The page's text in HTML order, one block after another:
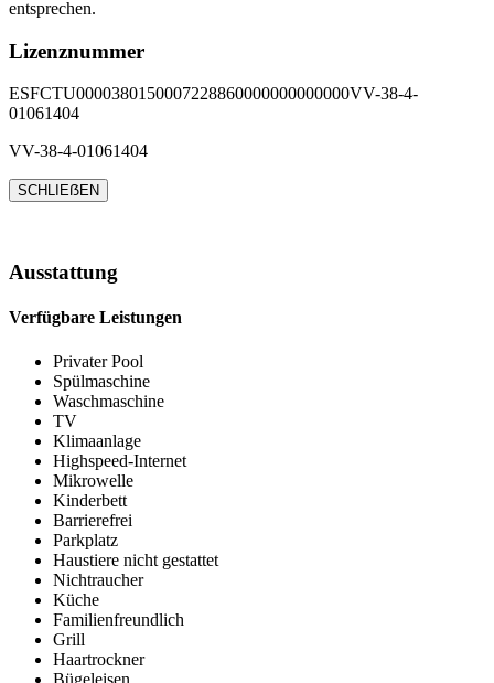
entsprechen.
Lizenznummer
ESFCTU0000380150007228860000000000000VV-38-4-
01061404
VV-38-4-01061404
SCHLIEẞEN
Ausstattung
Verfügbare Leistungen
Privater Pool
Spülmaschine
Waschmaschine
TV
Klimaanlage
Highspeed-Internet
Mikrowelle
Kinderbett
Barrierefrei
Parkplatz
Haustiere nicht gestattet
Nichtraucher
Küche
Familienfreundlich
Grill
Haartrockner
Bügeleisen